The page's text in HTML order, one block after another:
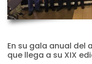
En su gala anual del
que llega a su XIX